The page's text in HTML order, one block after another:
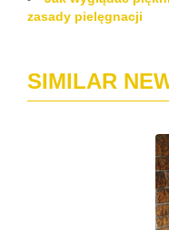
zasady pielęgnacji
SIMILAR